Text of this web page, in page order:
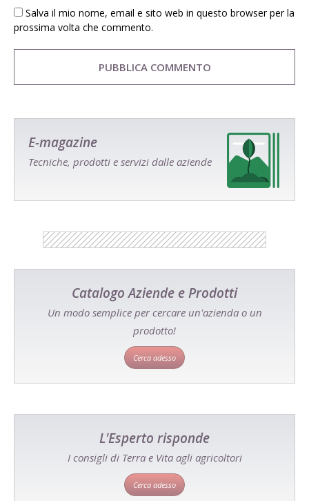
Salva il mio nome, email e sito web in questo browser per la
prossima volta che commento.
E-magazine
Tecniche, prodotti e servizi dalle aziende
Catalogo Aziende e Prodotti
Un modo semplice per cercare un'azienda o un
prodotto!
Cerca adesso
L'Esperto risponde
I consigli di Terra e Vita agli agricoltori
Cerca adesso